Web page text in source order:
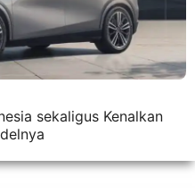
sekaligus Kenalkan